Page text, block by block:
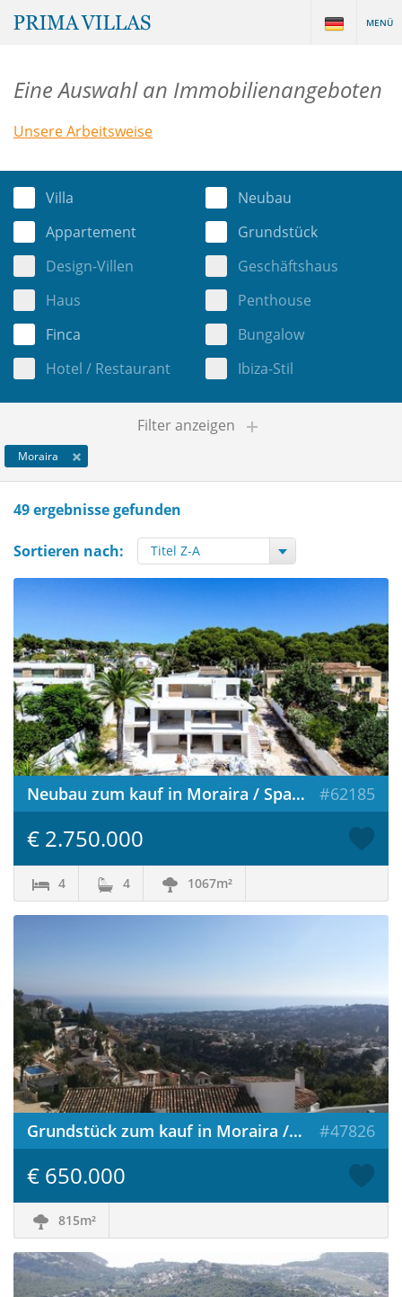
MENÜ
Eine Auswahl an Immobilienangeboten
Unsere Arbeitsweise
Villa
Neubau
Appartement
Grundstück
Design-Villen
Geschäftshaus
Haus
Penthouse
Finca
Bungalow
Hotel / Restaurant
Ibiza-Stil
Filter anzeigen
Moraira
49 ergebnisse gefunden
Sortieren nach:
Neubau zum kauf in Moraira / Spanien #62185
€ 2.750.000
4 4 1067m²
Grundstück zum kauf in Moraira / Spanien #47826
€ 650.000
815m²